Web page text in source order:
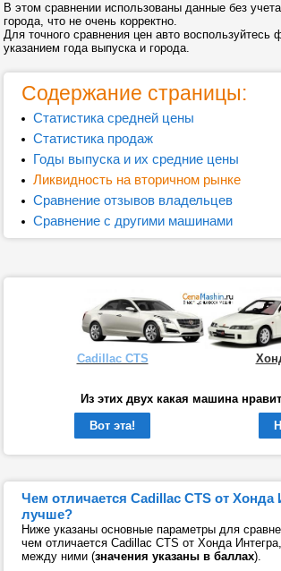
В этом сравнении использованы данные без
города, что не очень корректно.
Для точного сравнения цен авто воспользуйтесь
указанием года выпуска и города.
Содержание страницы:
Статистика средней цены
Статистика продаж
Годы выпуска и их средние цены
Ликвидность на вторичном рынке
Сравнение отзывов владельцев
Сравнение с другими машинами
Cadillac CTS
Из этих двух какая машина
Вот эта!
Чем отличается Cadillac CTS от Хонда
лучше?
Ниже указаны основные параметры для
чем отличается Cadillac CTS от Хонда
между ними (значения указаны в баллах).